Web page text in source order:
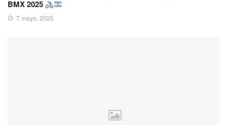
BMX 2025
7 mayo, 2025